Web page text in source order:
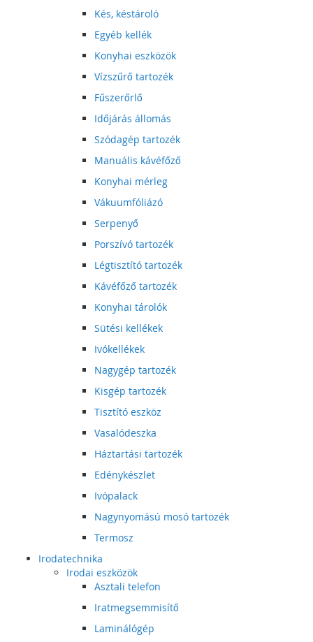
Kés, késtároló
Egyéb kellék
Konyhai eszközök
Vízszűrő tartozék
Fűszerőrlő
Időjárás állomás
Szódagép tartozék
Manuális kávéfőző
Konyhai mérleg
Vákuumfóliázó
Serpenyő
Porszívó tartozék
Légtisztító tartozék
Kávéfőző tartozék
Konyhai tárolók
Sütési kellékek
Ivókellékek
Nagygép tartozék
Kisgép tartozék
Tisztító eszköz
Vasalódeszka
Háztartási tartozék
Edénykészlet
Ivópalack
Nagynyomású mosó tartozék
Termosz
Irodatechnika
Irodai eszközök
Asztali telefon
Iratmegsemmisítő
Laminálógép